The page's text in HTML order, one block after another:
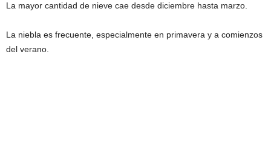
La mayor cantidad de nieve cae desde diciembre hasta marzo.
La niebla es frecuente, especialmente en primavera y a comienzos
del verano.